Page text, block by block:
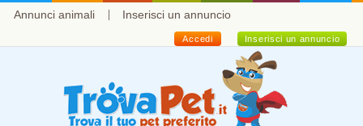
Annunci animali Inserisci un annuncio
Inserisci un annuncio
Accedi